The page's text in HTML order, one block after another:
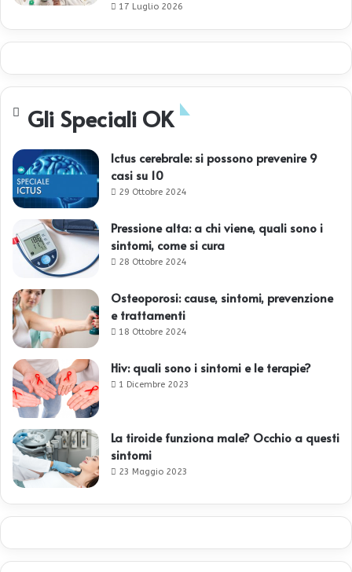
17 Luglio 2026
Gli Speciali OK
Ictus cerebrale: si possono prevenire 9
casi su 10
29 Ottobre 2024
Pressione alta: a chi viene, quali sono i
sintomi, come si cura
28 Ottobre 2024
Osteoporosi: cause, sintomi, prevenzione
e trattamenti
18 Ottobre 2024
Hiv: quali sono i sintomi e le terapie?
1 Dicembre 2023
La tiroide funziona male? Occhio a questi
sintomi
23 Maggio 2023